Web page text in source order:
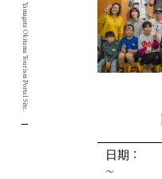
日期：
~
Yamagata Okitama Tourism Portal Site.